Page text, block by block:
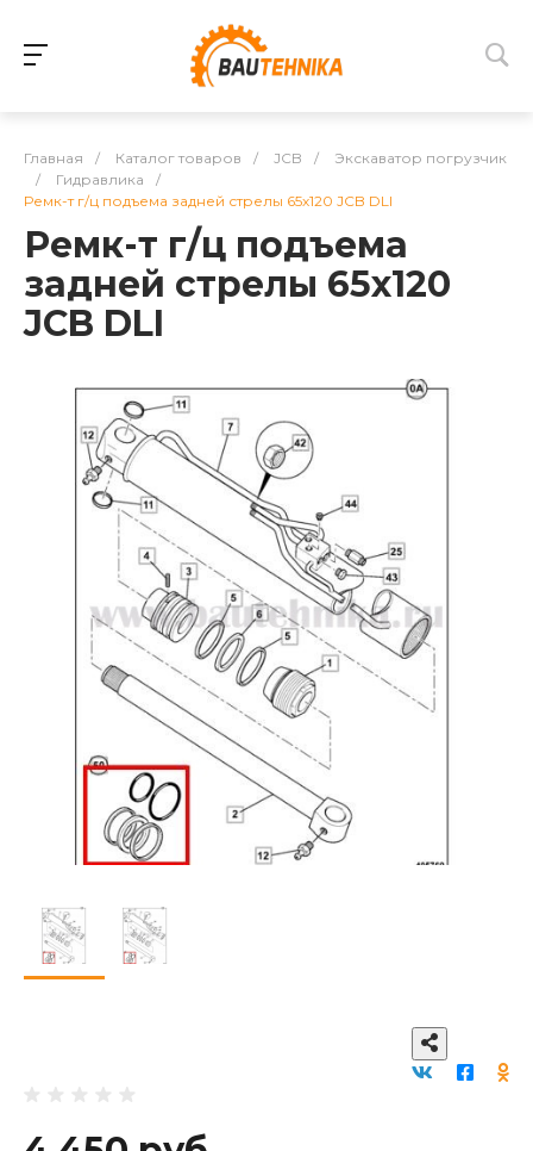
Главная / Каталог товаров / JCB /
Экскаватор погрузчик
/
Гидравлика
/
Ремк-т г/ц подъема задней стрелы 65х120 JCB DLI
Ремк-т г/ц подъема
задней стрелы 65х120
JCB DLI